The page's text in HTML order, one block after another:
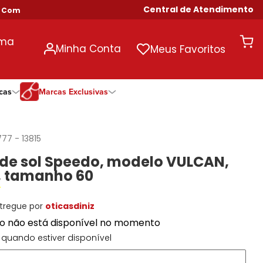
Acima de R$ 699! Central de Atendimento
Minha Conta Meus Favoritos
DNZ
Ono
DNZ
Ono
Anual
Todas as Durações
Hit
Ono
Marcas Exclusivas
-13815
sol Speedo, modelo VULCAN,
tamanho 60
por oticasdiniz
não está disponível no momento
estiver disponível